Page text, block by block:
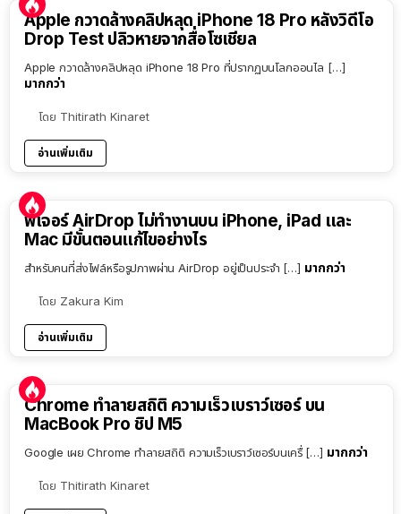
Apple กวาดล้างคลิปหลุด iPhone 18 Pro หลังวิดีโอ
Drop Test ปลิวหายจากสื่อโซเชียล
Apple กวาดล้างคลิปหลุด iPhone 18 Pro ที่ปรากฏบนโลกออนไล […]
มากกว่า
โดย Thitirath Kinaret
อ่านเพิ่มเติม
ฟีเจอร์ AirDrop ไม่ทำงานบน iPhone, iPad และ
Mac มีขั้นตอนแก้ไขอย่างไร
สำหรับคนที่ส่งไฟล์หรือรูปภาพผ่าน AirDrop อยู่เป็นประจำ […] มากกว่า
โดย Zakura Kim
อ่านเพิ่มเติม
Chrome ทำลายสถิติ ความเร็วเบราว์เซอร์ บน
MacBook Pro ชิป M5
Google เผย Chrome ทำลายสถิติ ความเร็วเบราว์เซอร์บนเครื่ […] มากกว่า
โดย Thitirath Kinaret